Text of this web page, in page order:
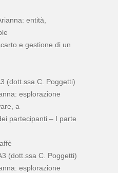
entità,
e gestione di un
(dott.ssa C. Poggetti)
esplorazione
a
partecipanti – I parte
(dott.ssa C. Poggetti)
esplorazione